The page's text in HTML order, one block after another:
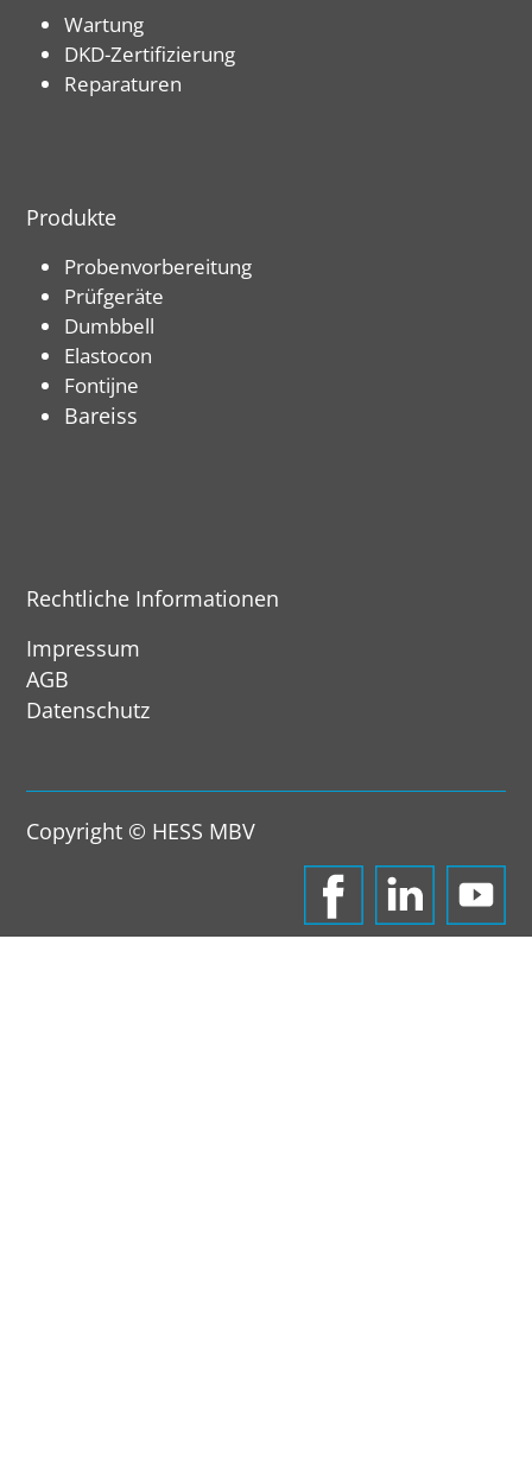
Wartung
DKD-Zertifizierung
Reparaturen
Produkte
Probenvorbereitung
Prüfgeräte
Dumbbell
Elastocon
Fontijne
Bareiss
Rechtliche Informationen
Impressum
AGB
Datenschutz
Copyright © HESS MBV